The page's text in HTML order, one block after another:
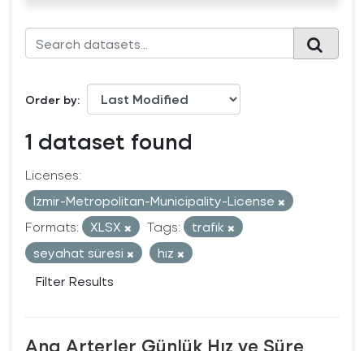
Order by
1 dataset found
Licenses:
Izmir-Metropolitan-Municipality-License
Formats:
XLSX Tags:
trafık
seyahat süresi
hız
Filter Results
Ana Arterler Günlük Hız ve Süre